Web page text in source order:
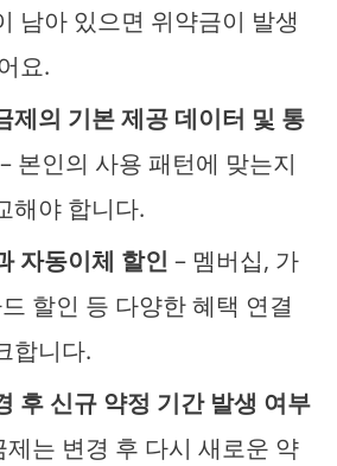
남아 있으면 위약금이 발생
요.
제의 기본 제공 데이터 및 통
본인의 사용 패턴에 맞는지
해야 합니다.
자동이체 할인 – 멤버십, 가
할인 등 다양한 혜택 연결
합니다.
후 신규 약정 기간 발생 여부
제는 변경 후 다시 새로운 약